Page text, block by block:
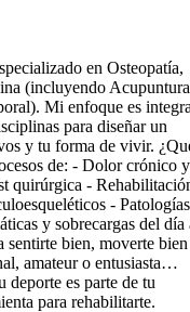
en Osteopatía,
(incluyendo Acupuntura
Mi enfoque es
para diseñar un
y tu forma de vivir.
de: - Dolor crónico y
quirúrgica -
- Patologías
y sobrecargas del día
bien, moverte bien
amateur o entusiasta…
deporte es parte de tu
para rehabilitarte.